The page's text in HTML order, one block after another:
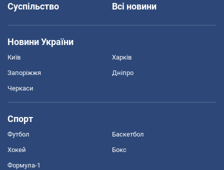
Суспільство
Всі новини
Новини України
Київ Харків
Запоріжжя Дніпро
Черкаси
Спорт
Футбол Баскетбол
Хокей Бокс
Формула-1